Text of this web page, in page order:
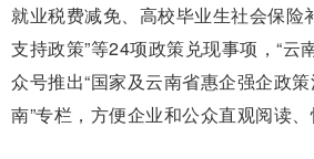
就业税费减免、高校毕业生社会保险
支持政策”等24项政策兑现事项，“云
众号推出“国家及云南省惠企强企政
南”专栏，方便企业和公众直观阅读、